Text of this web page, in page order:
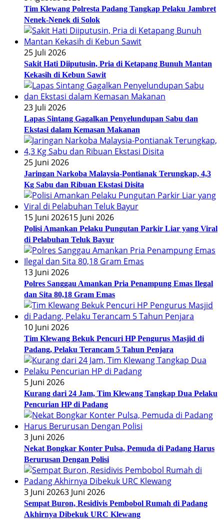
Tim Klewang Polresta Padang Tangkap Pelaku Jambret
Nenek-Nenek di Solok
25 Juli 2026
Sakit Hati Diiputusin, Pria di Ketapang Bunuh Mantan
Kekasih di Kebun Sawit
23 Juli 2026
Lapas Sintang Gagalkan Penyelundupan Sabu dan
Ekstasi dalam Kemasan Makanan
25 Juni 2026
Jaringan Narkoba Malaysia-Pontianak Terungkap, 4,3
Kg Sabu dan Ribuan Ekstasi Disita
15 Juni 202615 Juni 2026
Polisi Amankan Pelaku Pungutan Parkir Liar yang Viral
di Pelabuhan Teluk Bayur
13 Juni 2026
Polres Sanggau Amankan Pria Penampung Emas Ilegal
dan Sita 80,18 Gram Emas
10 Juni 2026
Tim Klewang Bekuk Pencuri HP Pengurus Masjid di
Padang, Pelaku Terancam 5 Tahun Penjara
5 Juni 2026
Kurang dari 24 Jam, Tim Klewang Tangkap Dua Pelaku
Pencurian HP di Padang
3 Juni 2026
Nekat Bongkar Konter Pulsa, Pemuda di Padang Harus
Berurusan Dengan Polisi
3 Juni 20263 Juni 2026
Sempat Buron, Residivis Pembobol Rumah di Padang
Akhirnya Dibekuk URC Klewang